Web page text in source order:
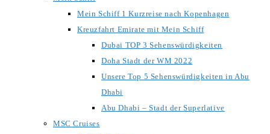
Mein Schiff 1 Kurzreise nach Kopenhagen
Kreuzfahrt Emirate mit Mein Schiff
Dubai TOP 3 Sehenswürdigkeiten
Doha Stadt der WM 2022
Unsere Top 5 Sehenswürdigkeiten in Abu
Dhabi
Abu Dhabi – Stadt der Superlative
MSC Cruises